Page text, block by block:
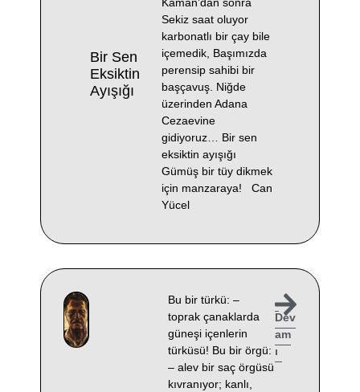
Bir Sen
Eksiktin
Ayışığı
Sekiz saat oluyor
karbonatlı bir çay bile
içemedik, Başımızda
perensip sahibi bir
başçavuş. Niğde
üzerinden Adana
Cezaevine
gidiyoruz… Bir sen
eksiktin ayışığı
Gümüş bir tüy dikmek
için manzaraya! Can
Yücel
Bu bir türkü: –
toprak çanaklarda
güneşi içenlerin
türküsü! Bu bir örgü:
– alev bir saç örgüsü
kıvranıyor; kanlı,
Dev
am
ı